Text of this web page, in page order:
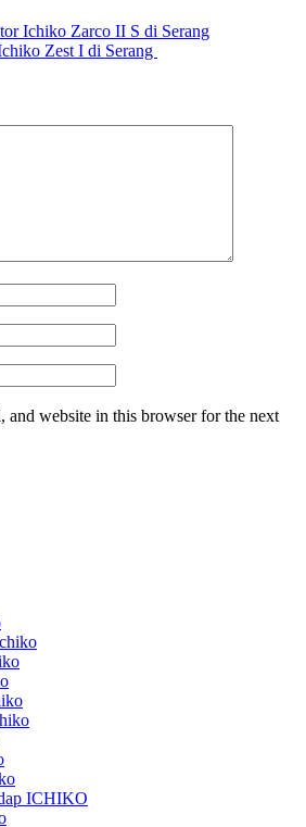
Ichiko Zarco II S di Serang
Zest I di Serang
and website in this browser for the next
ICHIKO